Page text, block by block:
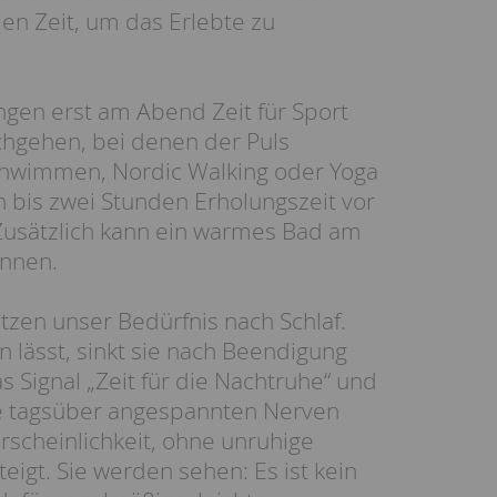
Zeit, um das Erlebte zu
erst am Abend Zeit für Sport
bei denen der Puls
Nordic Walking oder Yoga
zwei Stunden Erholungszeit vor
kann ein warmes Bad am
unser Bedürfnis nach Schlaf.
lässt, sinkt sie nach Beendigung
„Zeit für die Nachtruhe“ und
angespannten Nerven
ohne unruhige
Sie werden sehen: Es ist kein